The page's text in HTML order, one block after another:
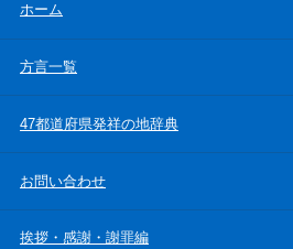
ホーム
方言一覧
47都道府県発祥の地辞典
お問い合わせ
挨拶・感謝・謝罪編